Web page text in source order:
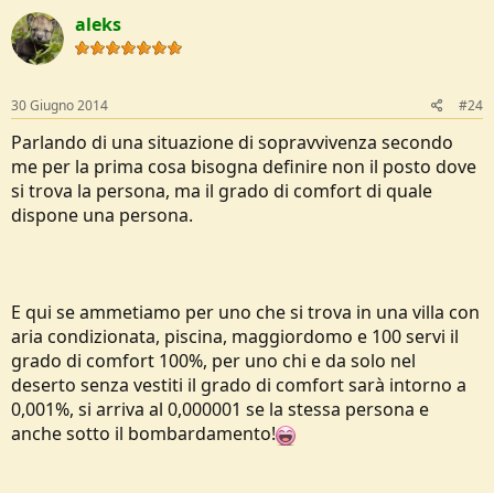
c
t
i
o
s
:
aleks
30 Giugno 2014 #24
Parlando di una situazione di sopravvivenza secondo
me per la prima cosa bisogna definire non il posto dove
si trova la persona, ma il grado di comfort di quale
dispone una persona.
E qui se ammetiamo per uno che si trova in una villa con
aria condizionata, piscina, maggiordomo e 100 servi il
grado di comfort 100%, per uno chi e da solo nel
deserto senza vestiti il grado di comfort sarà intorno a
0,001%, si arriva al 0,000001 se la stessa persona e
anche sotto il bombardamento!